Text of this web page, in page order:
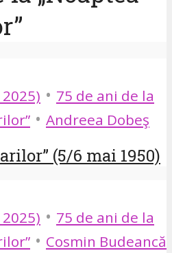
• 75 de ani de la
• Andreea Dobeş
(5/6 mai 1950)
• 75 de ani de la
• Cosmin Budeancă